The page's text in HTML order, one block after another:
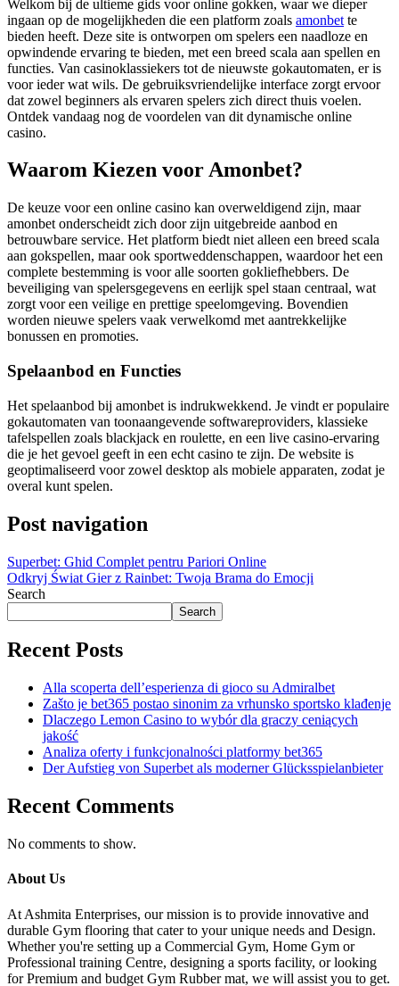
Welkom bij de ultieme gids voor online gokken, waar we dieper
ingaan op de mogelijkheden die een platform zoals amonbet te
bieden heeft. Deze site is ontworpen om spelers een naadloze en
opwindende ervaring te bieden, met een breed scala aan spellen en
functies. Van casinoklassiekers tot de nieuwste gokautomaten, er is
voor ieder wat wils. De gebruiksvriendelijke interface zorgt ervoor
dat zowel beginners als ervaren spelers zich direct thuis voelen.
Ontdek vandaag nog de voordelen van dit dynamische online
casino.
Waarom Kiezen voor Amonbet?
De keuze voor een online casino kan overweldigend zijn, maar
amonbet onderscheidt zich door zijn uitgebreide aanbod en
betrouwbare service. Het platform biedt niet alleen een breed scala
aan gokspellen, maar ook sportweddenschappen, waardoor het een
complete bestemming is voor alle soorten gokliefhebbers. De
beveiliging van spelersgegevens en eerlijk spel staan centraal, wat
zorgt voor een veilige en prettige speelomgeving. Bovendien
worden nieuwe spelers vaak verwelkomd met aantrekkelijke
bonussen en promoties.
Spelaanbod en Functies
Het spelaanbod bij amonbet is indrukwekkend. Je vindt er populaire
gokautomaten van toonaangevende softwareproviders, klassieke
tafelspellen zoals blackjack en roulette, en een live casino-ervaring
die je het gevoel geeft in een echt casino te zijn. De website is
geoptimaliseerd voor zowel desktop als mobiele apparaten, zodat je
overal kunt spelen.
Post navigation
Superbet: Ghid Complet pentru Pariori Online
Odkryj Świat Gier z Rainbet: Twoja Brama do Emocji
Search
Search
Recent Posts
Alla scoperta dell’esperienza di gioco su Admiralbet
Zašto je bet365 postao sinonim za vrhunsko sportsko klađenje
Dlaczego Lemon Casino to wybór dla graczy ceniących
jakość
Analiza oferty i funkcjonalności platformy bet365
Der Aufstieg von Superbet als moderner Glücksspielanbieter
Recent Comments
No comments to show.
About Us
At Ashmita Enterprises, our mission is to provide innovative and
durable Gym flooring that cater to your unique needs and Design.
Whether you're setting up a Commercial Gym, Home Gym or
Professional training Centre, designing a sports facility, or looking
for Premium and budget Gym Rubber mat, we will assist you to get.